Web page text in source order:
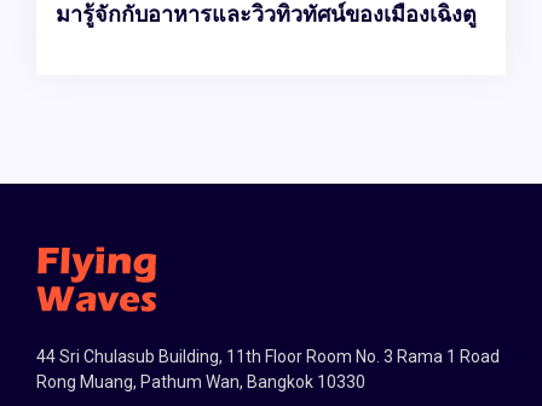
มารู้จักกับอาหารและวิวทิวทัศน์ของเมืองเฉิงตู
44 Sri Chulasub Building, 11th Floor Room No. 3 Rama 1 Road
Rong Muang, Pathum Wan, Bangkok 10330